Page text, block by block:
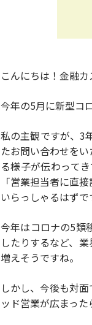
こんにちは！金融カ
今年の5月に新型コ
私の主観ですが、3
たお問い合わせを
る様子が伝わって
「営業担当者に直
いらっしゃるはずで
今年はコロナの5類
したりするなど、
増えそうですね。
しかし、今後も対
ッド営業が広まった